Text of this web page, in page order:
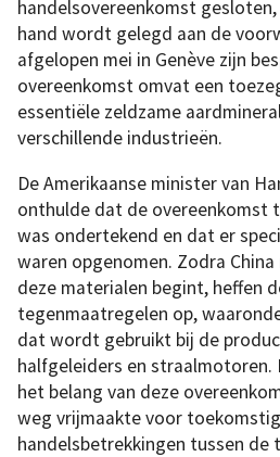
handelsovereenkomst
hand wordt gelegd aan de
afgelopen mei in Genève zijn
overeenkomst omvat een
essentiële zeldzame
verschillende industrieën.
De Amerikaanse minister van
onthulde dat de overeenkomst
was ondertekend en dat er
waren opgenomen. Zodra
deze materialen begint, heffen
tegenmaatregelen op,
dat wordt gebruikt bij de
halfgeleiders en straalmotoren.
het belang van deze
weg vrijmaakte voor
handelsbetrekkingen tussen de